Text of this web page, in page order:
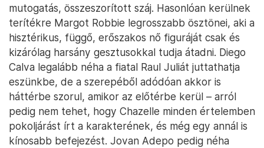
mutogatás, összeszorított száj. Hasonlóan kerülnek
terítékre Margot Robbie legrosszabb ösztönei, aki a
hisztérikus, függő, erőszakos nő figuráját csak és
kizárólag harsány gesztusokkal tudja átadni. Diego
Calva legalább néha a fiatal Raul Juliát juttathatja
eszünkbe, de a szerepéből adódóan akkor is
háttérbe szorul, amikor az előtérbe kerül – arról
pedig nem tehet, hogy Chazelle minden értelemben
pokoljárást írt a karakterének, és még egy annál is
kínosabb befejezést. Jovan Adepo pedig néha